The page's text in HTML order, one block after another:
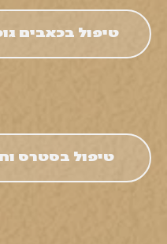
טיפול בכאבים
טיפול בסטרס